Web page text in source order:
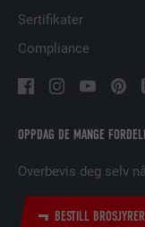
OPPDAG DE MANGE
Overbevis deg selv
BESTILL
Sertifikater
Compliance